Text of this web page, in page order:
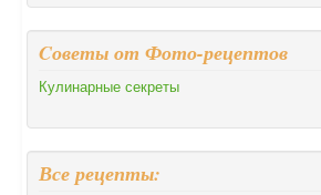
Cоветы от Фото-рецептов
Кулинарные секреты
Все рецепты: